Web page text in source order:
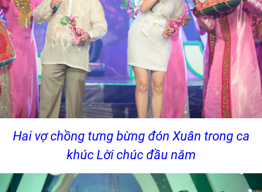
Hai vợ chồng tưng bừng đón Xuân trong ca
khúc Lời chúc đầu năm